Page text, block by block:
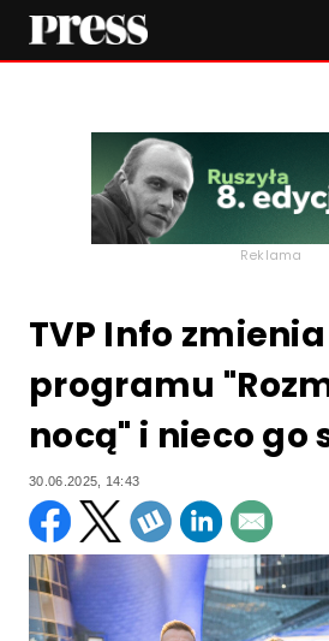
Reklama
TVP Info
programu
nocą" i nieco go
30.06.2025, 14:43